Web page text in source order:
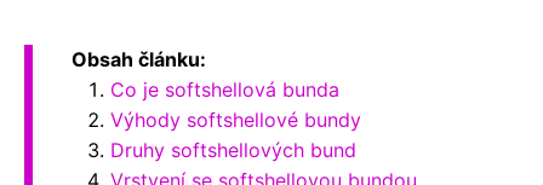
Obsah článku:
Co je softshellová bunda
Výhody softshellové bundy
Druhy softshellových bund
Vrstvení se softshellovou bundou